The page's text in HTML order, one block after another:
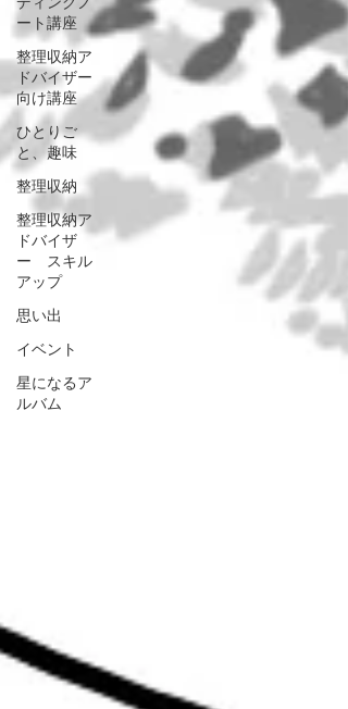
ート講座
整理収納ア
ドバイザー
向け講座
ひとりご
と、趣味
整理収納
整理収納ア
ドバイザ
ー スキル
アップ
思い出
イベント
星になるア
ルバム